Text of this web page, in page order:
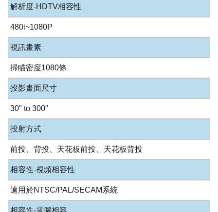
解析度-HDTV相容性
480i~1080P
視訊畫素
掃瞄密度1080條
投影畫面尺寸
30" to 300"
投射方式
前投、背投、天花板前投、天花板背投
相容性-視頻相容性
適用於NTSC/PAL/SECAM系統
相容性-電腦相容